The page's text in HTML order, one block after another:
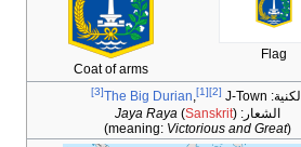
Flag
Coat of arms
الكنية:
The Big Durian, [1] [2] J-Town
[3]
الشعار: Jaya Raya (Sanskrit)
(meaning:
Victorious and Great
)